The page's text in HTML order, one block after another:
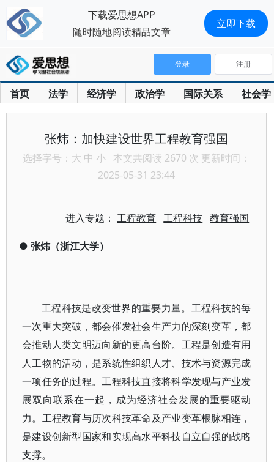
首页 法学 经济学 政治学 国际关系 社会学
登录 注册
张炜：加快建设世界工程教育强国
选择字号： 大 中 小 本文共阅读 2670 次 更新时间：
2025-05-31 23:44
进入专题：工程教育 工程科技 教育强国
● 张炜（浙江大学）
工程科技是改变世界的重要力量。工程科技的每
一次重大突破，都会催发社会生产力的深刻变革，都
会推动人类文明迈向新的更高台阶。工程是创造有用
人工物的活动，是系统性组织人才、技术与资源完成
一项任务的过程。工程科技直接将科学发现与产业发
展双向联系在一起，成为经济社会发展的重要驱动
力。工程教育与历次科技革命及产业变革根脉相连，
是建设创新型国家和实现高水平科技自立自强的战略
支撑。
下载爱思想APP
随时随地阅读精品文章
立即下载